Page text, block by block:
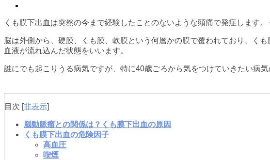
くも膜下出血は突然の今まで経験したことのないような頭痛で発症します
脳は外側から、硬膜、くも膜、軟膜という何層かの膜で覆われており、く
血液が流れ込んだ状態をいいます。
誰にでも起こりうる病気ですが、特に40歳ごろから気をつけていきたい病
目次 [非表示]
脳動脈瘤との関係は？くも膜下出血の原因
くも膜下出血の危険因子
高血圧
喫煙